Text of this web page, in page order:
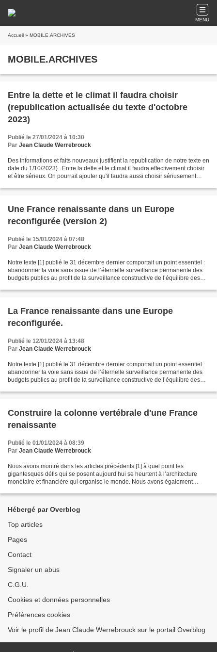
MENU
Accueil » MOBILE.ARCHIVES
MOBILE.ARCHIVES
Entre la dette et le climat il faudra choisir
(republication actualisée du texte d'octobre
2023)
Publié le 27/01/2024 à 10:30
Par Jean Claude Werrebrouck
Des informations et faits nouveaux justifient la republication de notre texte en
date du 1/10/2023).. Entre la dette et le climat il faudra effectivement choisir
et être sérieux. On pourrait ajouter qu'il faudra aussi choisir sériusement
Une France renaissante dans un Europe
reconfigurée (version 2)
Publié le 15/01/2024 à 07:48
Par Jean Claude Werrebrouck
Notre texte [1] publié le 31 décembre dernier comportait un point essentiel :
abandonner la voie sans issue de l’éternelle surveillance permanente des
budgets publics au profit de la surveillance constructive de l’équilibre des
La France renaissante dans une Europe
reconfigurée.
Publié le 12/01/2024 à 13:48
Par Jean Claude Werrebrouck
Notre texte [1] publié le 31 décembre dernier comportait un point essentiel :
abandonner la voie sans issue de l’éternelle surveillance permanente des
budgets publics au profit de la surveillance constructive de l’équilibre des
Construire la colonne vertébrale d'une France
renaissante
Publié le 01/01/2024 à 08:39
Par Jean Claude Werrebrouck
Nous avons montré dans les articles précédents [1] à quel point les
gigantesques défis qui se posent aujourd’hui se heurtent à l’architecture
monétaire et financière qui organise le monde. Nous avons également
Hébergé par Overblog
Top articles
Pages
Contact
Signaler un abus
C.G.U.
Cookies et données personnelles
Préférences cookies
Voir le profil de Jean Claude Werrebrouck sur le portail Overblog